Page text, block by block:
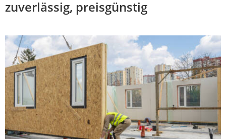
zuverlässig, preisgünstig